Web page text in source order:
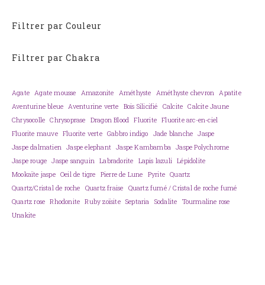
Filtrer par Couleur
Filtrer par Chakra
Agate Agate mousse Amazonite Améthyste Améthyste chevron
Apatite
Aventurine bleue
Aventurine verte Bois Silicifié Calcite
Calcite Jaune
Chrysocolle
Chrysoprase Dragon Blood Fluorite Fluorite arc-en-ciel
Fluorite mauve Fluorite verte Gabbro indigo Jade blanche
Jaspe
Jaspe dalmatien Jaspe elephant Jaspe Kambamba Jaspe Polychrome
Jaspe rouge
Jaspe sanguin Labradorite Lapis lazuli Lépidolite
Mookaïte jaspe Oeil de tigre Pierre de Lune Pyrite Quartz
Quartz/Cristal de roche
Quartz fraise
Quartz fumé / Cristal de roche fumé
Quartz rose
Rhodonite Ruby zoïsite Septaria Sodalite
Tourmaline rose
Unakite